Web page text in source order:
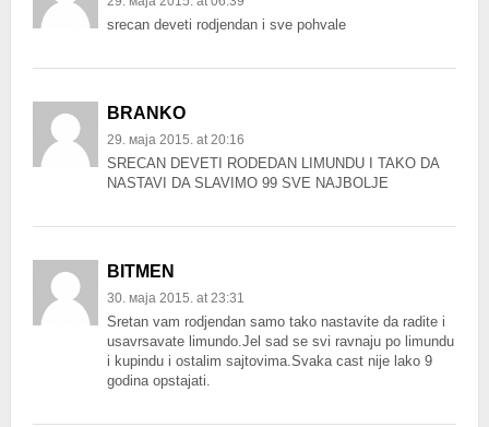
srecan deveti rodjendan i sve pohvale
BRANKO
29. маја 2015. at 20:16
SRECAN DEVETI RODEDAN LIMUNDU I TAKO DA
NASTAVI DA SLAVIMO 99 SVE NAJBOLJE
BITMEN
30. маја 2015. at 23:31
Sretan vam rodjendan samo tako nastavite da radite i
usavrsavate limundo.Jel sad se svi ravnaju po limundu
i kupindu i ostalim sajtovima.Svaka cast nije lako 9
godina opstajati.